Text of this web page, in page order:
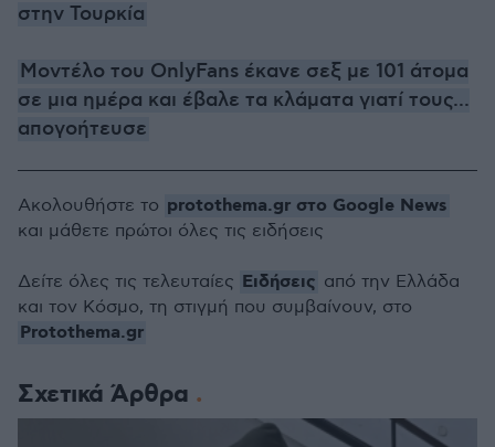
στην Τουρκία
Μοντέλο του OnlyFans έκανε σεξ με 101 άτομα
σε μια ημέρα και έβαλε τα κλάματα γιατί τους...
απογοήτευσε
Σχετικά Άρθρα
Ακολουθήστε το protothema.gr στο Google News
και μάθετε πρώτοι όλες τις ειδήσεις
Δείτε όλες τις τελευταίες Ειδήσεις από την Ελλάδα
και τον Κόσμο, τη στιγμή που συμβαίνουν, στο
Protothema.gr